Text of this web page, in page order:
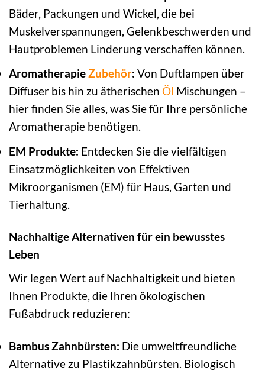
Bäder, Packungen und Wickel, die bei
Muskelverspannungen, Gelenkbeschwerden und
Hautproblemen Linderung verschaffen können.
AromatherapieZubehör: Von Duftlampen über
Diffuser bis hin zu ätherischen Öl Mischungen –
hier finden Sie alles, was Sie für Ihre persönliche
Aromatherapie benötigen.
EM Produkte: Entdecken Sie die vielfältigen
Einsatzmöglichkeiten von Effektiven
Mikroorganismen (EM) für Haus, Garten und
Tierhaltung.
Nachhaltige Alternativen für ein bewusstes
Leben
Wir legen Wert auf Nachhaltigkeit und bieten
Ihnen Produkte, die Ihren ökologischen
Fußabdruck reduzieren:
Bambus Zahnbürsten: Die umweltfreundliche
Alternative zu Plastikzahnbürsten. Biologisch